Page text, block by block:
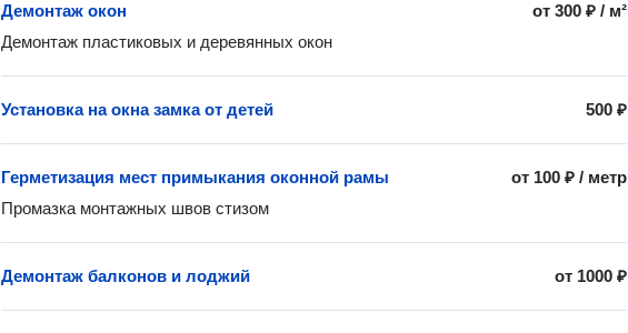
от300 ₽ / м²
Демонтаж окон
Демонтаж пластиковых и деревянных окон
500 ₽
Установка на окна замка от детей
от 100 ₽ / метр
Герметизация мест примыкания оконной рамы
Промазка монтажных швов стизом
от 1000 ₽
Демонтаж балконов и лоджий